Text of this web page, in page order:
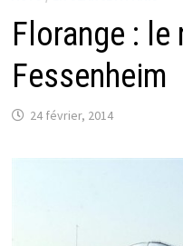
Florange : le
Fessenheim
24 février, 2014